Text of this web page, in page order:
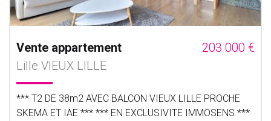
Vente appartement
203 000 €
Lille VIEUX LILLE
*** T2 DE 38m2 AVEC BALCON VIEUX LILLE PROCHE
SKEMA ET IAE *** *** EN EXCLUSIVITE IMMOSENS ***